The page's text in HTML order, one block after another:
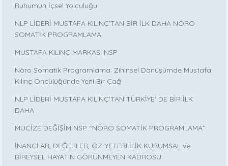
Ruhumun İçsel Yolculuğu
NLP LİDERİ MUSTAFA KILINÇ’TAN BİR İLK DAHA NÖRO
SOMATİK PROGRAMLAMA
MUSTAFA KILINÇ MARKASI NSP
Nöro Somatik Programlama: Zihinsel Dönüşümde Mustafa
Kılınç Öncülüğünde Yeni Bir Çağ
NLP LİDERİ MUSTAFA KILINÇ'TAN TÜRKİYE' DE BİR İLK
DAHA
MUCİZE DEĞİŞİM NSP “NÖRO SOMATİK PROGRAMLAMA”
İNANÇLAR, DEĞERLER, ÖZ-YETERLİLİK KURUMSAL ve
BİREYSEL HAYATIN GÖRÜNMEYEN KADROSU